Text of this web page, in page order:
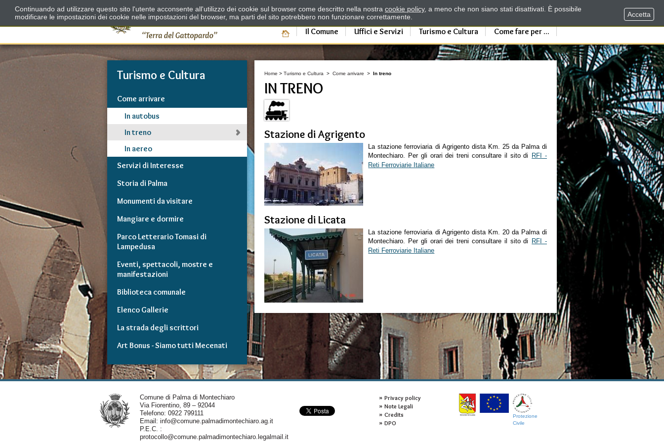
Il Comune Uffici e Servizi Turismo e Cultura Come fare per ...
Turismo e Cultura
Come arrivare
In autobus
In treno
In aereo
Servizi di Interesse
Storia di Palma
Monumenti da visitare
Mangiare e dormire
Parco Letterario Tomasi di
Lampedusa
Eventi, spettacoli, mostre e
manifestazioni
Biblioteca comunale
Elenco Gallerie
La strada degli scrittori
Art Bonus - Siamo tutti Mecenati
Home >Turismo e Cultura >Come arrivare >In treno
IN TRENO
Stazione di Agrigento
La stazione ferroviaria di Agrigento dista Km. 25 da Palma di
Montechiaro. Per gli orari dei treni consultare il sito di
RFI -
Reti Ferroviarie Italiane
Stazione di Licata
La stazione ferroviaria di Agrigento dista Km. 20 da Palma di
Montechiaro. Per gli orari dei treni consultare il sito di
RFI -
Reti Ferroviarie Italiane
Comune di Palma di Montechiaro
Via Fiorentino, 89 – 92044
Telefono: 0922 799111
Email: info@comune.palmadimontechiaro.ag.it
P.E.C. :
protocollo@comune.palmadimontechiaro.legalmail.it
Privacy policy
Note Legali
Credits
DPO
Protezione
Civile
Continuando ad utilizzare questo sito l'utente acconsente all'utilizzo dei cookie sul browser come descritto nella nostra cookie policy, a meno che non siano stati disattivati. È possibile
modificare le impostazioni dei cookie nelle impostazioni del browser, ma parti del sito potrebbero non funzionare correttamente.
Accetta